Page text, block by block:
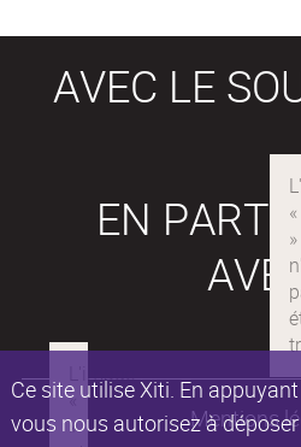
Ce site utilise Xiti. En
vous nous autorisez à
AVEC LE
EN
Mentions